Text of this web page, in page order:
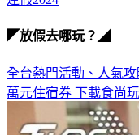
萬元住宿券下載食尚